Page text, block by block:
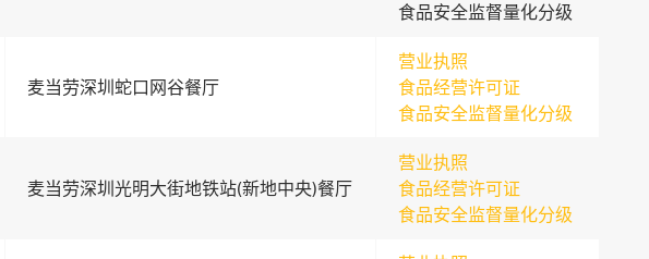
食品安全监督量化分级
麦当劳深圳蛇口网谷餐厅
营业执照
食品经营许可证
食品安全监督量化分级
麦当劳深圳光明大街地铁站(新地中央)餐厅
营业执照
食品经营许可证
食品安全监督量化分级